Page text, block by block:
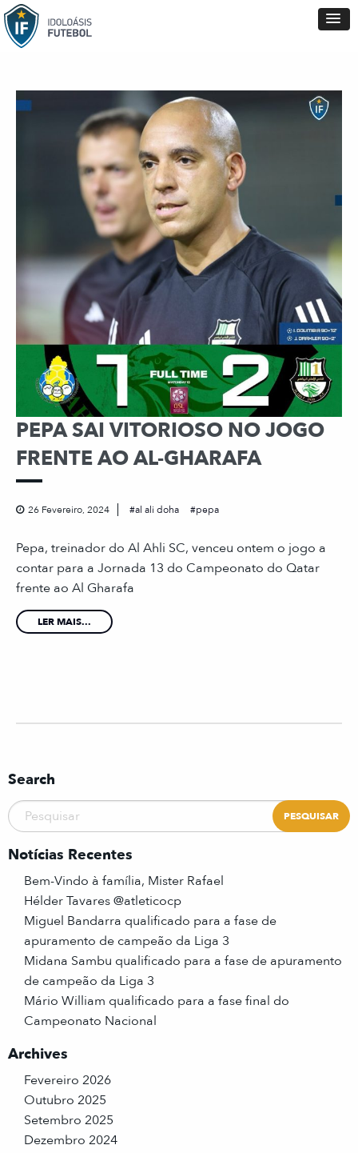
PEPA SAI VITORIOSO NO JOGO
FRENTE AO AL-GHARAFA
26 Fevereiro, 2024 al ali doha pepa
Pepa, treinador do Al Ahli SC, venceu ontem o jogo a
contar para a Jornada 13 do Campeonato do Qatar
frente ao Al Gharafa
LER MAIS...
Search
Notícias Recentes
Bem-Vindo à família, Mister Rafael
Hélder Tavares @atleticocp
Miguel Bandarra qualificado para a fase de
apuramento de campeão da Liga 3
Midana Sambu qualificado para a fase de apuramento
de campeão da Liga 3
Mário William qualificado para a fase final do
Campeonato Nacional
Archives
Fevereiro 2026
Outubro 2025
Setembro 2025
Dezembro 2024